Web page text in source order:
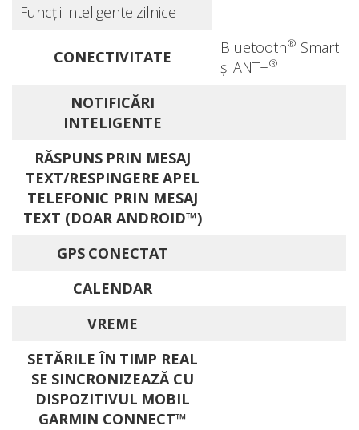
Funcţii inteligente zilnice
CONECTIVITATE Bluetooth® Smart
și ANT+®
NOTIFICĂRI
INTELIGENTE
RĂSPUNS PRIN MESAJ
TEXT/RESPINGERE APEL
TELEFONIC PRIN MESAJ
TEXT (DOAR ANDROID™)
GPS CONECTAT
CALENDAR
VREME
SETĂRILE ÎN TIMP REAL
SE SINCRONIZEAZĂ CU
DISPOZITIVUL MOBIL
GARMIN CONNECT™